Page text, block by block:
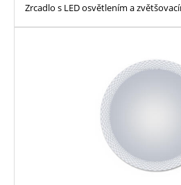
Zrcadlo s LED osvětlením a